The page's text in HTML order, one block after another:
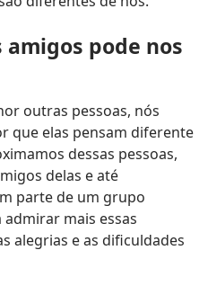
amigos pode nos
outras pessoas, nós
que elas pensam diferente
dessas pessoas,
delas e até
parte de um grupo
mais essas
alegrias e as dificuldades